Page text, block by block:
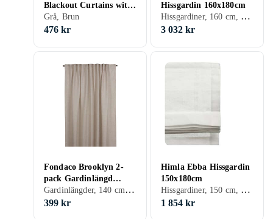
Blackout Curtains with
Hooks 2 pcs Taupe
140x175 cm
Grå, Brun
476 kr
Hissgardin 160x180cm
Hissgardiner, 160 cm, 180 cm, Grå, Brun, Creme/Beige
3 032 kr
Fondaco Brooklyn 2-
pack Gardinlängd
140x250cm
Gardinlängder, 140 cm, 250 cm, Svart, Vit, Grå, Brun, Blå, Röd, Grön, Rosa, Creme/Beige
399 kr
Himla Ebba Hissgardin
150x180cm
Hissgardiner, 150 cm, 180 cm, Grå, Brun
1 854 kr